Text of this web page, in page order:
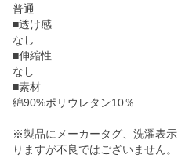
普通
■透け感
なし
■伸縮性
なし
■素材
綿90%ポリウレタン10％
※製品にメーカータグ、洗濯表
りますが不良ではございません